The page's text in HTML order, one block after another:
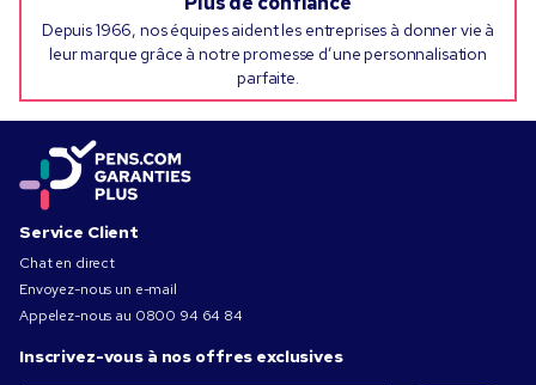
Depuis 1966, nos équipes aident les entreprises à donner vie à
leur marque grâce à notre promesse d’une personnalisation
parfaite.
Service Client
Chat en direct
Envoyez-nous un e-mail
Appelez-nous au 0800 94 64 84
Inscrivez-vous à nos offres exclusives